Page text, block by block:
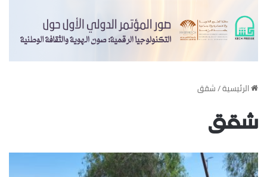
‏الرئيسية/شقق
شقق